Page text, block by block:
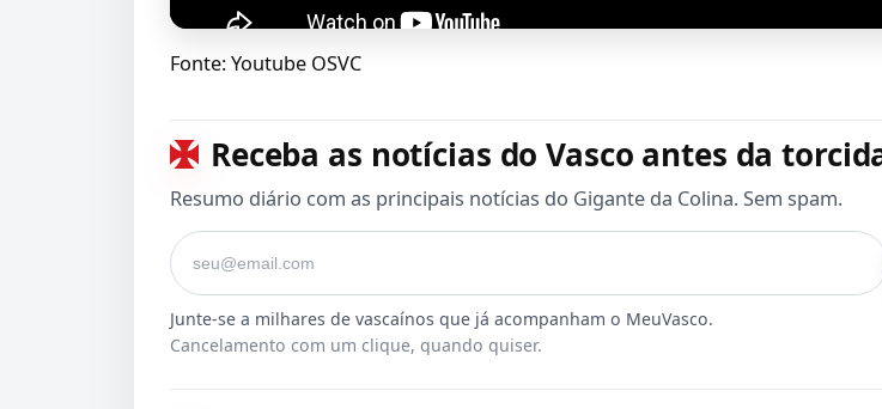
Fonte: Youtube OSVC
Receba as notícias do Vasco antes da
Resumo diário com as principais notícias do Gigante da Colina. Sem spam.
Seu e-mail
Cancelamento com um clique, quando quiser.